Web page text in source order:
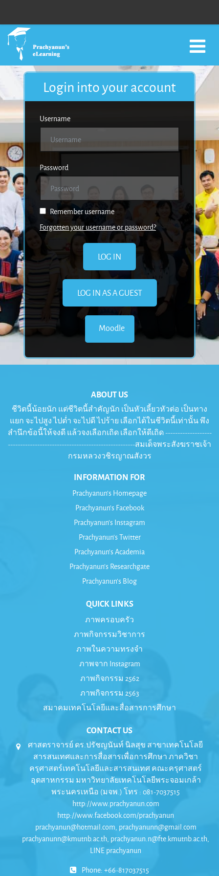
Login into your account
Username
Password
Remember username
Forgotten your username or password?
Moodle
ABOUT US
ชีวิตนี้น้อยนัก แต่ชีวิตนี้สำคัญนัก เป็นหัวเลี้ยวหัวต่อ เป็นทาง
แยก จะไปสูง ไปต่ำ จะไปดี ไปร้าย เลือกได้ในชีวิตนี้เท่านั้น พึง
สำนึกข้อนี้ให้จงดี แล้วจงเลือกเถิด เลือกให้ดีเถิด -------------------
----------------------------------------------------สมเด็จพระสังฆราชเจ้า
กรมหลวงวชิรญาณสังวร
INFORMATION FOR
Prachyanun's Homepage
Prachyanun's Facebook
Prachyanun's Instagram
Prachyanun's Twitter
Prachyanun's Academia
Prachyanun's Researchgate
Prachyanun's Blog
QUICK LINKS
ภาพครอบครัว
ภาพกิจกรรมวิชาการ
ภาพในความทรงจำ
ภาพจาก Instagram
ภาพกิจกรรม 2562
ภาพกิจกรรม 2563
สมาคมเทคโนโลยีและสื่อสารการศึกษา
CONTACT US
ศาสตราจารย์ ดร.ปรัชญนันท์ นิลสุข สาขาเทคโนโลยี
สารสนเทศและการสื่อสารเพื่อการศึกษา ภาควิชา
ครุศาสตร์เทคโนโลยีและสารสนเทศ คณะครุศาสตร์
อุตสาหกรรม มหาวิทยาลัยเทคโนโลยีพระจอมเกล้า
พระนครเหนือ (มจพ.) โทร : 081-7037515
http://www.prachyanun.com
http://www.facebook.com/prachyanun
prachyanun@hotmail.com, prachyanunn@gmail.com
prachyanunn@kmutnb.ac.th, prachyanun.n@fte.kmutnb.ac.th,
LINE prachyanun
Phone: +66-817037515